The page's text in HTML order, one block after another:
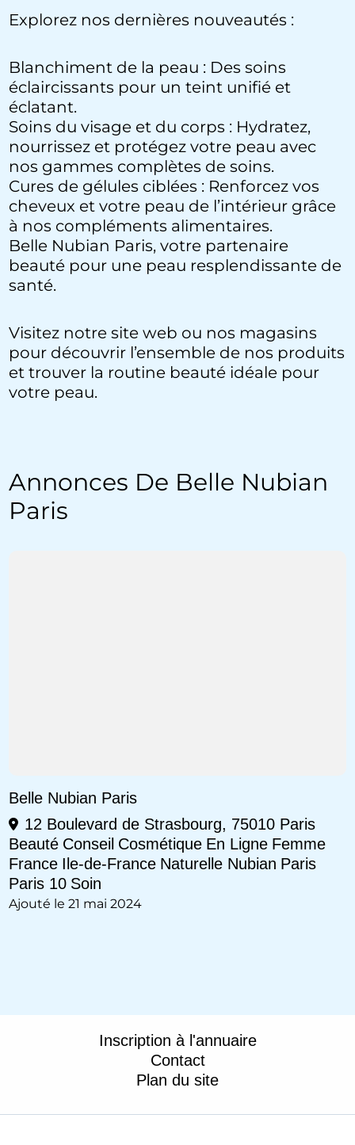
Explorez nos dernières nouveautés :
Blanchiment de la peau : Des soins
éclaircissants pour un teint unifié et
éclatant.
Soins du visage et du corps : Hydratez,
nourrissez et protégez votre peau avec
nos gammes complètes de soins.
Cures de gélules ciblées : Renforcez vos
cheveux et votre peau de l’intérieur grâce
à nos compléments alimentaires.
Belle Nubian Paris, votre partenaire
beauté pour une peau resplendissante de
santé.
Visitez notre site web ou nos magasins
pour découvrir l’ensemble de nos produits
et trouver la routine beauté idéale pour
votre peau.
Annonces De Belle Nubian
Paris
Belle Nubian Paris
12 Boulevard de Strasbourg, 75010 Paris
Beauté Conseil Cosmétique En Ligne Femme
France Ile-de-France Naturelle Nubian Paris
Paris 10 Soin
Ajouté le 21 mai 2024
Inscription à l'annuaire
Contact
Plan du site